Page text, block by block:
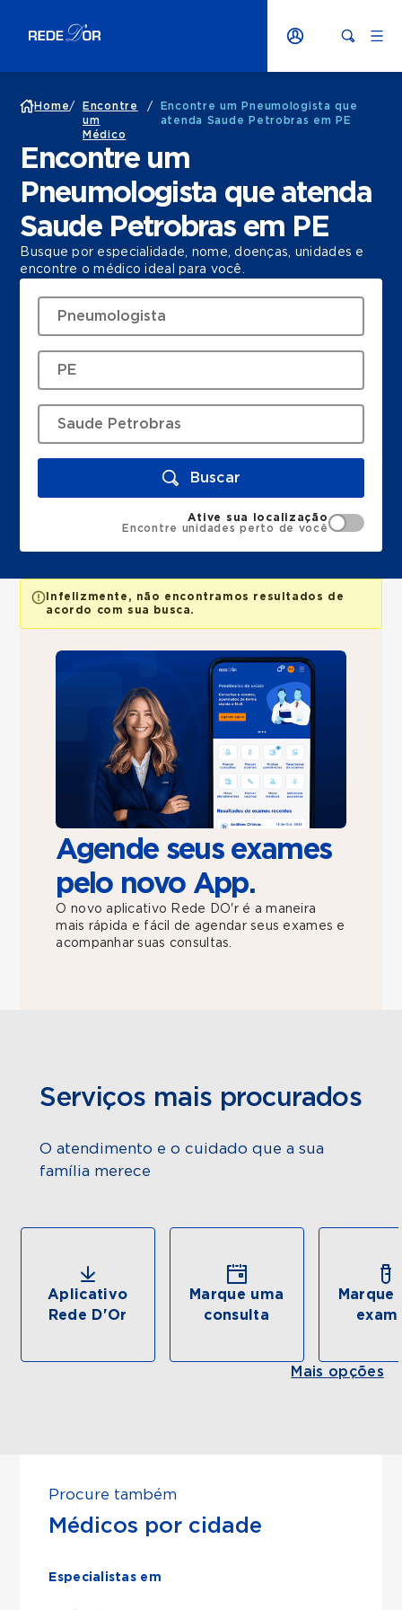
Home/
Encontre
um
Médico
/
Encontre um Pneumologista que
atenda Saude Petrobras em PE
Encontre um
Pneumologista que atenda
Saude Petrobras em PE
Busque por especialidade, nome, doenças, unidades e
encontre o médico ideal para você.
Buscar
Ative sua localização
Encontre unidades perto de você
Infelizmente, não encontramos resultados de
acordo com sua busca.
Agende seus exames
pelo novo App.
O novo aplicativo Rede DO'r é a maneira
mais rápida e fácil de agendar seus exames e
acompanhar suas consultas.
Serviços mais procurados
O atendimento e o cuidado que a sua
família merece
Aplicativo
Rede D'Or
Marque uma
consulta
Marque
Mais opções
Procure também
Médicos por cidade
Especialistas em